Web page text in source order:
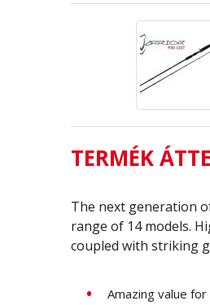
TERMÉK
The next generation
range of 14 models.
coupled with striking
Amazing value